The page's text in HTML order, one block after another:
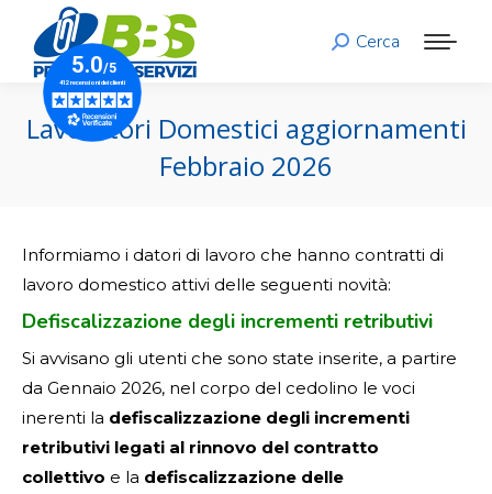
Search:
Cerca
Lavoratori Domestici aggiornamenti
Febbraio 2026
Informiamo i datori di lavoro che hanno contratti di
lavoro domestico attivi delle seguenti novità:
Defiscalizzazione degli incrementi retributivi
Si avvisano gli utenti che sono state inserite, a partire
da Gennaio 2026, nel corpo del cedolino le voci
inerenti la defiscalizzazione degli incrementi
retributivi legati al rinnovo del contratto
collettivo e la defiscalizzazione delle